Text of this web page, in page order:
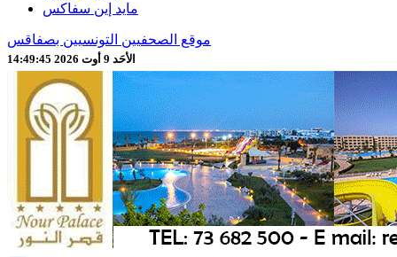
مايد إين سفاكس
موقع الصحفيين التونسيين بصفاقس
الأحَد 9 أوت 2026 14:49:47